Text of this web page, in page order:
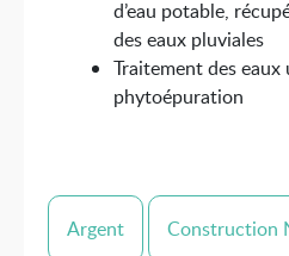
d’eau potable,
des eaux pluviales
Traitement des eaux
phytoépuration
Argent Construction